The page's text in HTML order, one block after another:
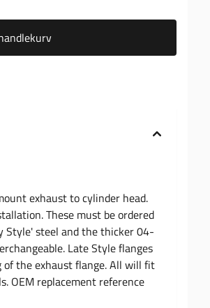
exhaust to cylinder head.
These must be ordered
Style' steel and the thicker 04-
Late Style flanges
of the exhaust flange. All will fit
OEM replacement reference